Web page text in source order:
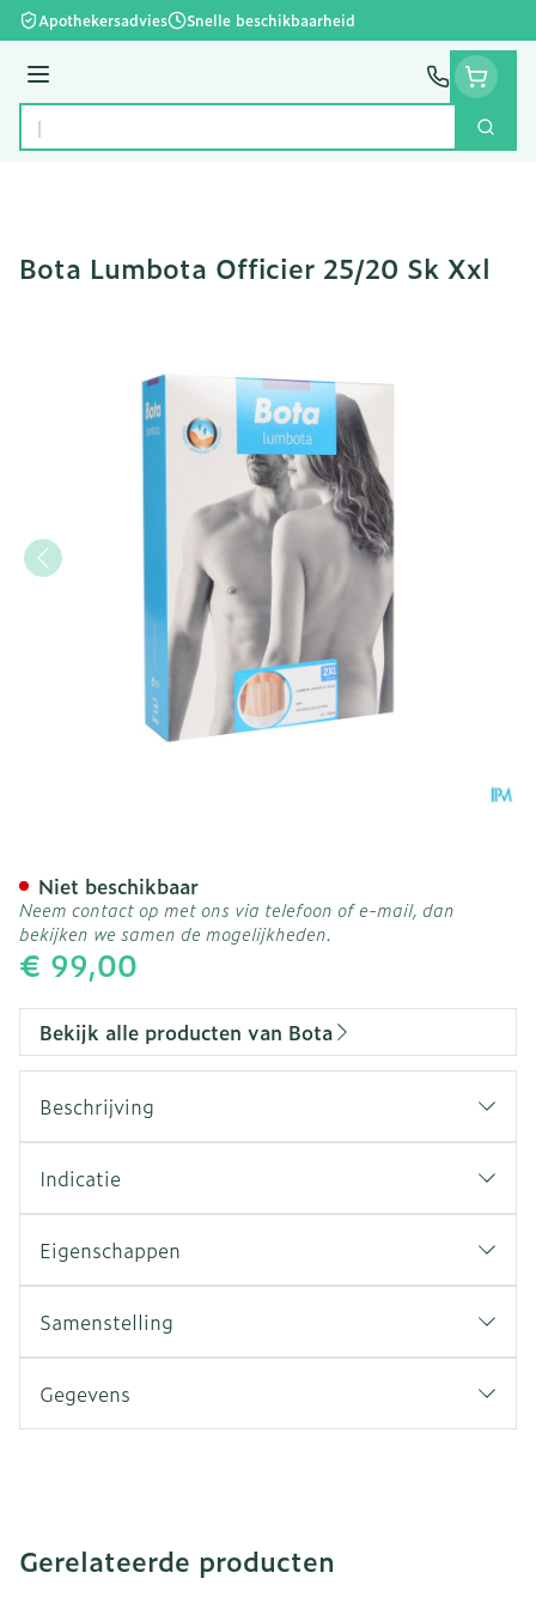
Ga naar de inhoud
Apothekersadvies Snelle beschikbaarheid
Menu
Product, merk, categorie...
Zoek
Bota Lumbota Officier 25/20 Sk Xxl
€ 99,00
Niet beschikbaar
Neem contact op met ons via telefoon of e-mail, dan
bekijken we samen de mogelijkheden.
Bekijk alle producten van Bota
Beschrijving
Indicatie
Eigenschappen
Samenstelling
Gegevens
Gerelateerde producten